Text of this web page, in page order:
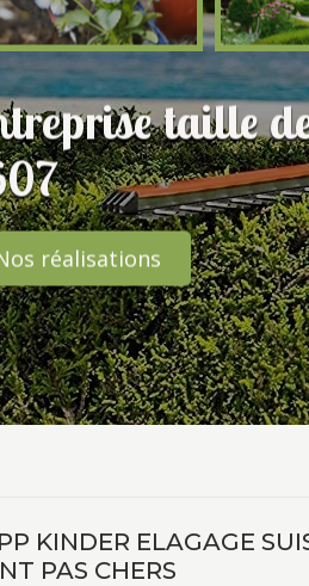
taille
réalisations
KINDER ELAGAGE
PAS CHERS